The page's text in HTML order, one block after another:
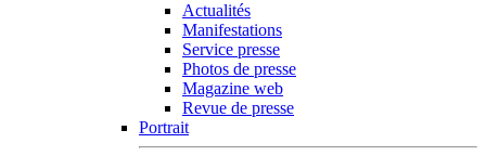
Actualités
Manifestations
Service presse
Photos de presse
Magazine web
Revue de presse
Portrait